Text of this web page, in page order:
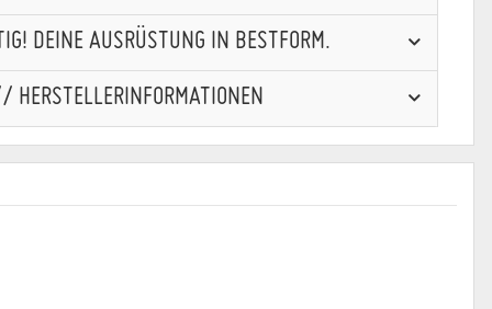
DEINE AUSRÜSTUNG IN BESTFORM.
HERSTELLERINFORMATIONEN